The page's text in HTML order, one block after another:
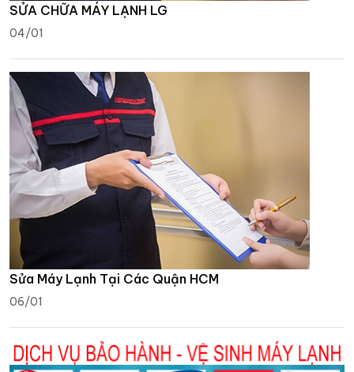
SỬA CHỮA MÁY LẠNH LG
04/01
Sửa Máy Lạnh Tại Các Quận HCM
06/01